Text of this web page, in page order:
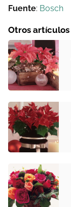
Fuente: Bosch
Otros artículos